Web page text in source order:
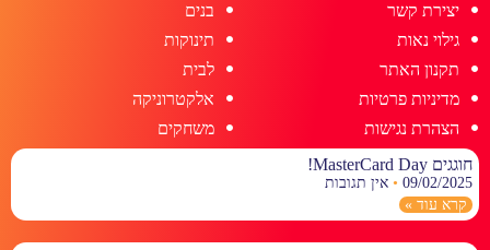
יצירת קשר
גילוי נאות
תקנון האתר
מדיניות פרטיות
הצהרת נגישות
בנים
תינוקות
לבית
אלקטרוניקה
משחקים
חוגגים MasterCard Day!
09/02/2025
אין תגובות
קרא עוד »